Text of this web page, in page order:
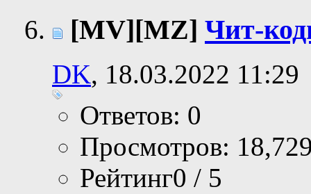
[MV][MZ] Чит-
DK, 18.03.2022 11:29
Ответов: 0
Просмотров:
Рейтинг0 / 5